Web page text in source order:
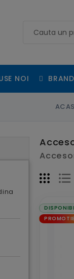
NOI
PROMOTIE